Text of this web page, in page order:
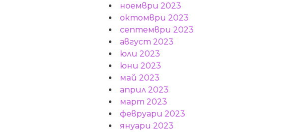
ноември 2023
октомври 2023
септември 2023
август 2023
юли 2023
юни 2023
май 2023
април 2023
март 2023
февруари 2023
януари 2023